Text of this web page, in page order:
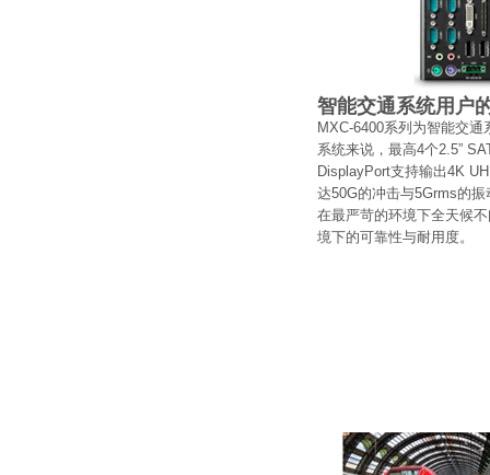
智能交通系统用户
MXC-6400系列为智能交
系统来说，最高4个2.5”
DisplayPort支持输出4K
达50G的冲击与5Grms的
在最严苛的环境下全天候
境下的可靠性与耐用度。